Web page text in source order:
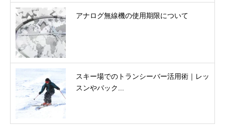
アナログ無線機の使用期限について
スキー場でのトランシーバー活用術｜レッ
スンやバック...